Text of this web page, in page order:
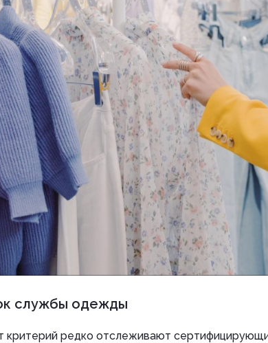
службы одежды
критерий редко отслеживают